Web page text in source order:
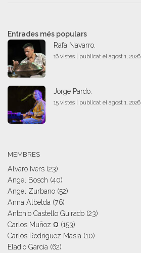
Entrades més populars
Rafa Navarro.
16 vistes | publicat el agost 1, 2026
Jorge Pardo.
15 vistes | publicat el agost 1, 2026
MEMBRES
Alvaro Ivers (23)
Angel Bosch (40)
Angel Zurbano (52)
Anna Albelda (76)
Antonio Castello Guirado (23)
Carlos Muñoz Ω (153)
Carlos Rodriguez Masia (10)
Eladio García (62)